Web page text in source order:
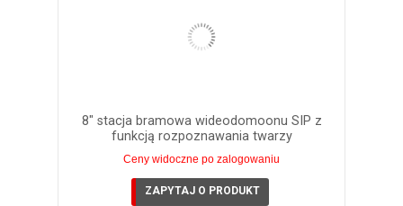
8" stacja bramowa wideodomoonu SIP z
funkcją rozpoznawania twarzy
Ceny widoczne po zalogowaniu
ZAPYTAJ O PRODUKT